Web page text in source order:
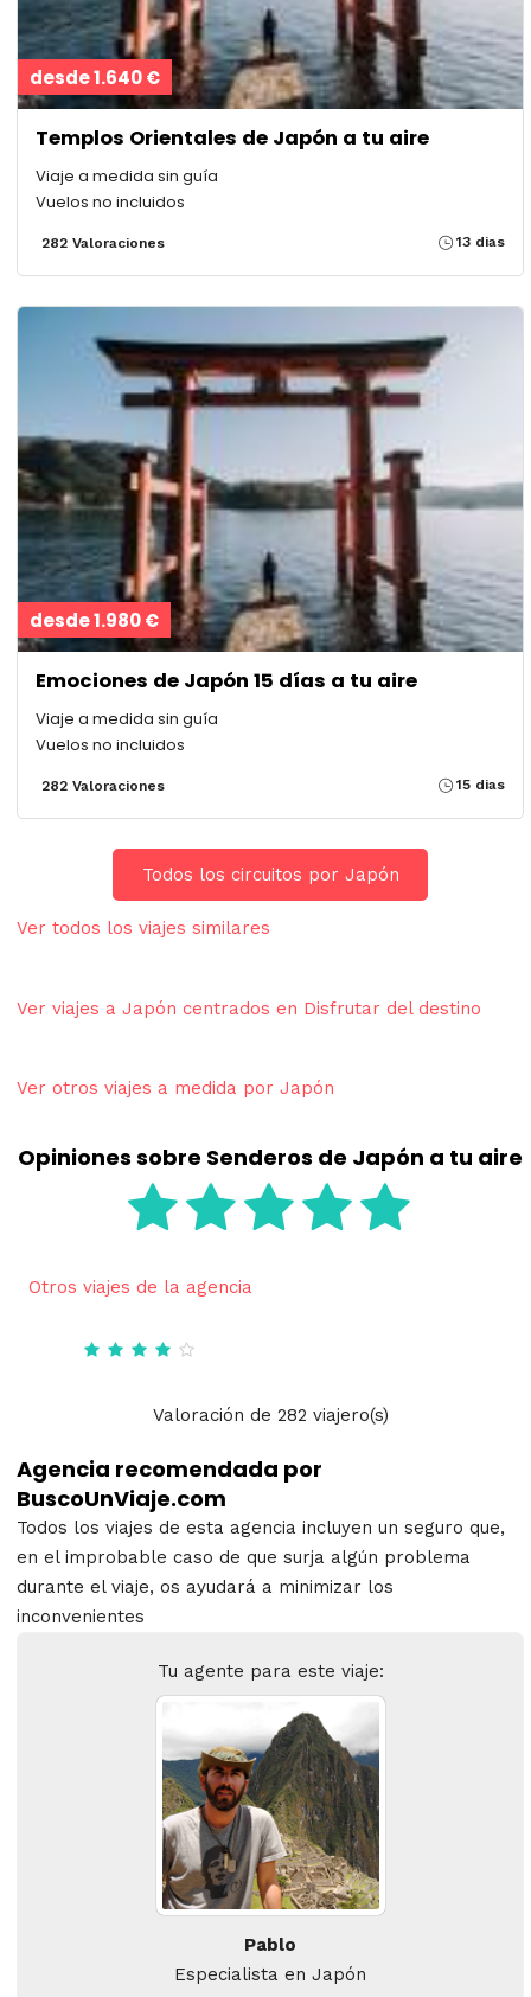
desde 1.640 €
Templos Orientales de Japón a tu aire
Viaje a medida sin guía
Vuelos no incluidos
282 Valoraciones 13 dias
desde 1.980 €
Emociones de Japón 15 días a tu aire
Viaje a medida sin guía
Vuelos no incluidos
282 Valoraciones 15 dias
Todos los circuitos por Japón
Ver todos los viajes similares
Ver viajes a Japón centrados en Disfrutar del destino
Ver otros viajes a medida por Japón
Opiniones sobre Senderos de Japón a tu aire
Otros viajes de la agencia
Valoración de 282 viajero(s)
Agencia recomendada por
BuscoUnViaje.com
Todos los viajes de esta agencia incluyen un seguro que,
en el improbable caso de que surja algún problema
durante el viaje, os ayudará a minimizar los
inconvenientes
Tu agente para este viaje:
Pablo
Especialista en Japón